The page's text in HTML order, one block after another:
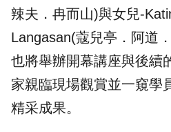
辣夫．冉而山)與女兒-
Langasan(蔻兒亭．阿道
也將舉辦開幕講座與後續
家親臨現場觀賞並一窺學
精采成果。